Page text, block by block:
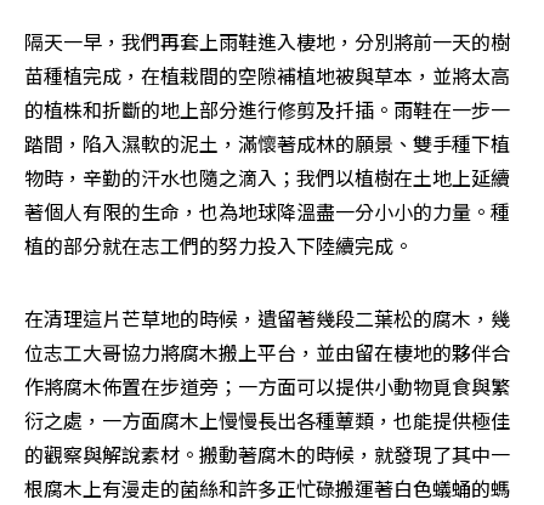
隔天一早，我們再套上雨鞋進入棲地，分別將前一天的樹
苗種植完成，在植栽間的空隙補植地被與草本，並將太高
的植株和折斷的地上部分進行修剪及扦插。雨鞋在一步一
踏間，陷入濕軟的泥土，滿懷著成林的願景、雙手種下植
物時，辛勤的汗水也隨之滴入；我們以植樹在土地上延續
著個人有限的生命，也為地球降溫盡一分小小的力量。種
植的部分就在志工們的努力投入下陸續完成。
在清理這片芒草地的時候，遺留著幾段二葉松的腐木，幾
位志工大哥協力將腐木搬上平台，並由留在棲地的夥伴合
作將腐木佈置在步道旁；一方面可以提供小動物覓食與繁
衍之處，一方面腐木上慢慢長出各種蕈類，也能提供極佳
的觀察與解說素材。搬動著腐木的時候，就發現了其中一
根腐木上有漫走的菌絲和許多正忙碌搬運著白色蟻蛹的螞